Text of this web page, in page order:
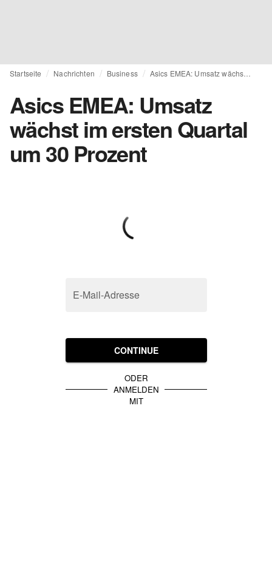
Startseite Nachrichten Business
Asics EMEA: Umsatz
wächst im ersten Quartal
um 30 Prozent
E-Mail-Adresse
CONTINUE
ODER
ANMELDEN
MIT